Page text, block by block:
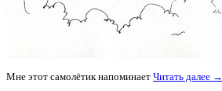
Мне этот самолётик напоминает Читать далее →